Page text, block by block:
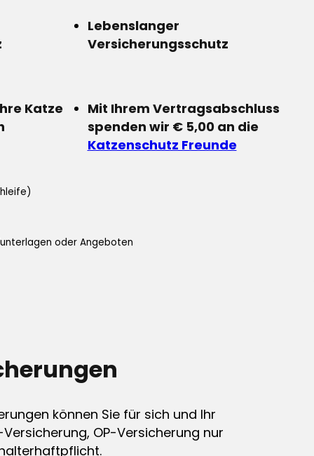
Lebenslanger
Versicherungsschutz
Katze
Mit Ihrem Vertragsabschluss
spenden wir € 5,00 an die
Katzenschutz Freunde
oder Angeboten
können Sie für sich und Ihr
OP-Versicherung nur